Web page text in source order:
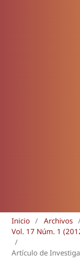
Inicio / Archivos /
Vol. 17 Núm. 1
/
Artículo de